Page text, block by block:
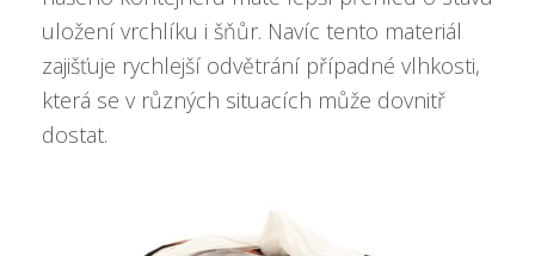
uložení vrchlíku i šňůr. Navíc tento materiál
zajišťuje rychlejší odvětrání případné vlhkosti,
která se v různých situacích může dovnitř
dostat.